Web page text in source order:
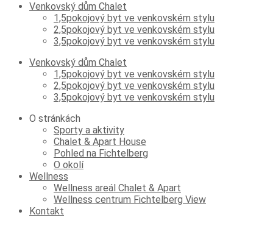
Venkovský dům Chalet
1,5pokojový byt ve venkovském stylu
2,5pokojový byt ve venkovském stylu
3,5pokojový byt ve venkovském stylu
Venkovský dům Chalet
1,5pokojový byt ve venkovském stylu
2,5pokojový byt ve venkovském stylu
3,5pokojový byt ve venkovském stylu
O stránkách
Sporty a aktivity
Chalet & Apart House
Pohled na Fichtelberg
O okolí
Wellness
Wellness areál Chalet & Apart
Wellness centrum Fichtelberg View
Kontakt